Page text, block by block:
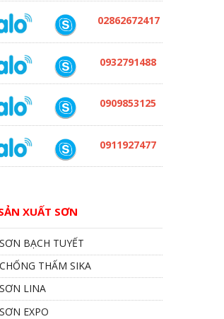
02862672417
0932791488
0909853125
0911927477
XUẤT SƠN
SƠN BẠCH TUYẾT
CHỐNG THẤM SIKA
SƠN LINA
SƠN EXPO